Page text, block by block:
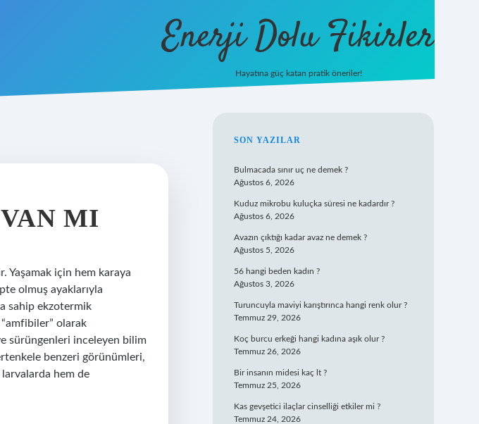
Enerji Dolu Fikirler
Hayatına güç katan pratik öneriler!
MI
Yaşamak için hem karaya
olmuş ayaklarıyla
sahip ekzotermik
“amfibiler” olarak
sürüngenleri inceleyen bilim
benzeri görünümleri,
larvalarda hem de
SIDEBAR
SON YAZILAR
Bulmacada sınır uç ne demek ?
Ağustos 6, 2026
Kuduz mikrobu kuluçka süresi ne kadardır ?
Ağustos 6, 2026
Avazın çıktığı kadar avaz ne demek ?
Ağustos 5, 2026
56 hangi beden kadın ?
Ağustos 3, 2026
Turuncuyla maviyi karıştırınca hangi renk olur ?
Temmuz 29, 2026
Koç burcu erkeği hangi kadına aşık olur ?
Temmuz 26, 2026
Bir insanın midesi kaç lt ?
Temmuz 25, 2026
Kas gevşetici ilaçlar cinselliği etkiler mi ?
Temmuz 24, 2026